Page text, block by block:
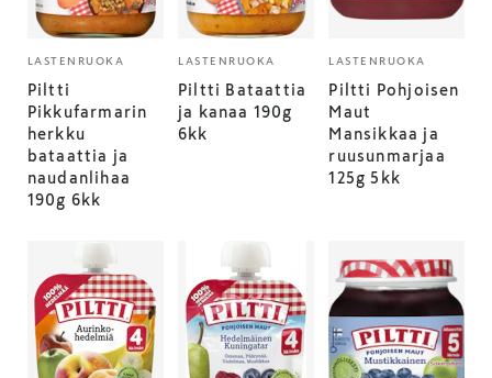
LASTENRUOKA
Piltti
Pikkufarmarin
herkku
bataattia ja
naudanlihaa
190g 6kk
LASTENRUOKA
Piltti Bataattia
ja kanaa 190g
6kk
LASTENRUOKA
Piltti Pohjoisen
Maut
Mansikkaa ja
ruusunmarjaa
125g 5kk